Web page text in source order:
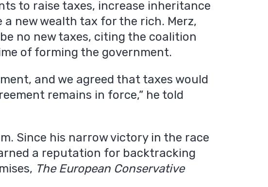
to raise taxes, increase inheritance
new wealth tax for the rich. Merz,
no new taxes, citing the coalition
of forming the government.
and we agreed that taxes would
remains in force,” he told
Since his narrow victory in the race
a reputation for backtracking
The European Conservative